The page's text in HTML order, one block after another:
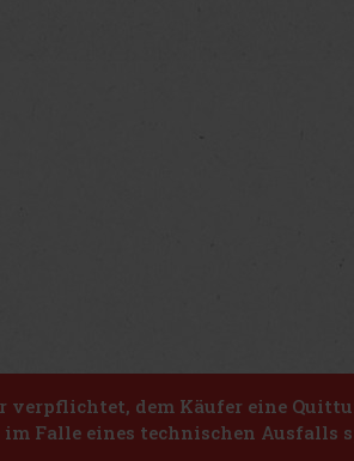
verpflichtet, dem Käufer eine
Falle eines technischen Ausfalls